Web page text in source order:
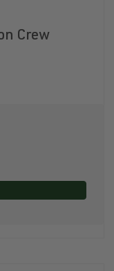
Crew